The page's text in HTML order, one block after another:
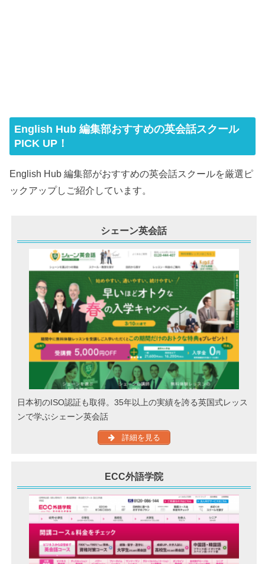
English Hub 編集部おすすめの英会話スクール
PICK UP！
English Hub 編集部がおすすめの英会話スクールを厳選ピ
ックアップしご紹介しています。
シェーン英会話
日本初のISO認証も取得。35年以上の実績を誇る英国式レッス
ンで学ぶシェーン英会話
詳細を見る
ECC外語学院